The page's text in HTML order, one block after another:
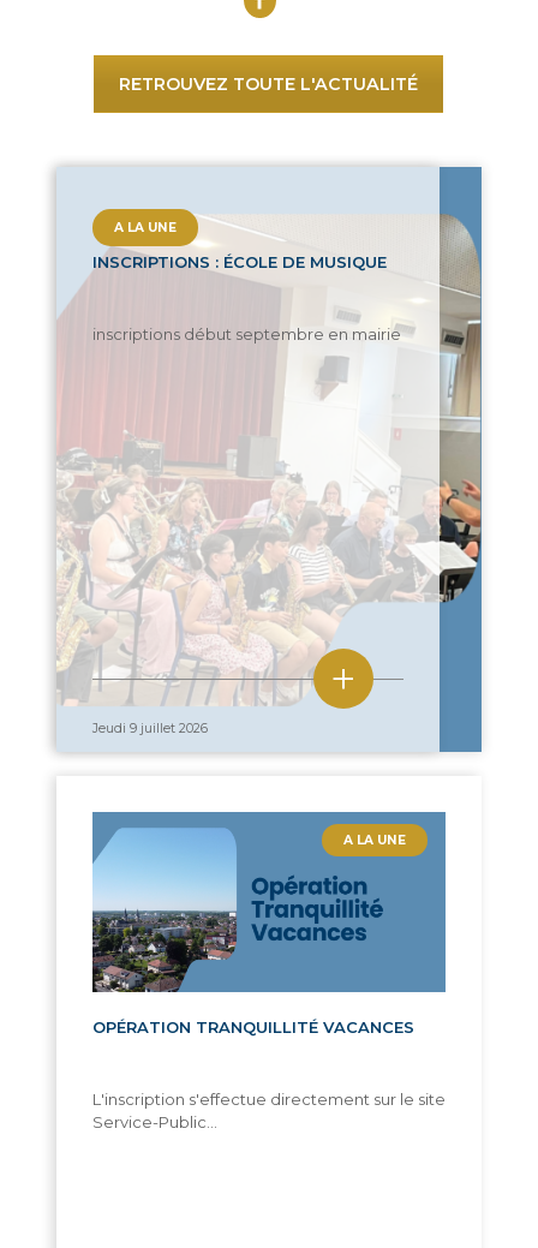
RETROUVEZ TOUTE L'ACTUALITÉ
A LA UNE
INSCRIPTIONS : ÉCOLE DE MUSIQUE
inscriptions début septembre en mairie
+
Jeudi 9 juillet 2026
A LA UNE
OPÉRATION TRANQUILLITÉ VACANCES
L'inscription s'effectue directement sur le site
Service-Public...